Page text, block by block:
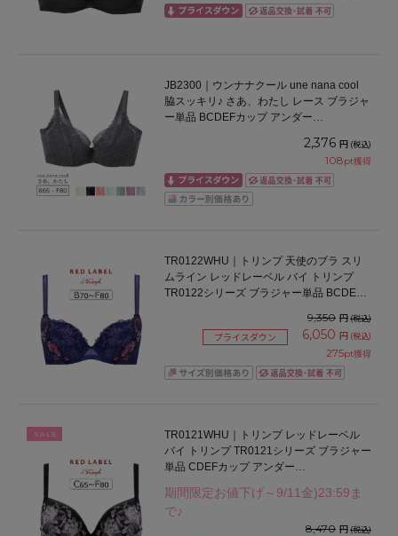
JB2300｜ウンナナクール une nana cool
脇スッキリ♪ さあ、わたし レース ブラジャ
ー単品 BCDEFカップ アンダー
2,376 円 (税込)
108pt獲得
TR0122WHU｜トリンプ 天使のブラ スリ
ムライン レッドレーベル バイ トリンプ
TR0122シリーズ ブラジャー単品 BCDEF
9,350 円(税込)
プライスダウン 6,050 円 (税込)
275pt獲得
SALE
TR0121WHU｜トリンプ レッドレーベル
バイ トリンプ TR0121シリーズ ブラジャー
単品 CDEFカップ アンダー
期間限定お値下げ～9/11金)23:59ま
で♪
8,470 円(税込)